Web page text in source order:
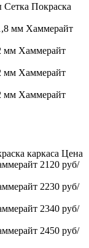
Сетка Покраска
мм Хаммерайт
мм Хаммерайт
мм Хаммерайт
мм Хаммерайт
каркаса Цена
2120 руб/
2230 руб/
2340 руб/
2450 руб/